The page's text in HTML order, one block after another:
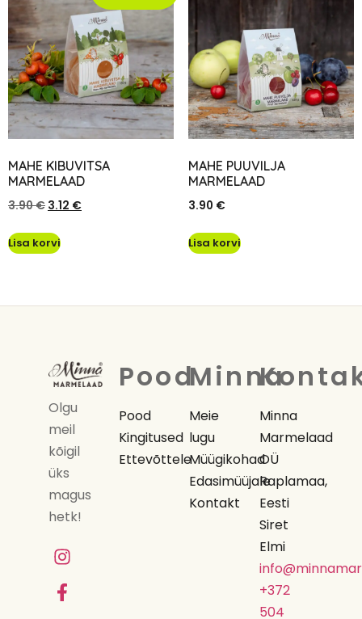
MAHE KIBUVITSA
MARMELAAD
3.90€ 3.12 €
Lisa korvi
MAHE PUUVILJA
MARMELAAD
3.90 €
Lisa korvi
Olgu
meil
kõigil
üks
magus
hetk!
Pood
Pood
Kingitused
Ettevõttele
Minna
Meie
lugu
Müügikohad
Edasimüüjale
Kontakt
Minna
Marmelaad
OÜ
Raplamaa,
Eesti
Siret
Elmi
+372
504